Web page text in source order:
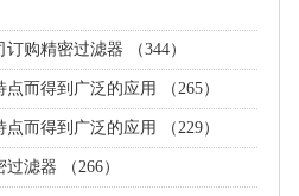
购精密过滤器 （344）
而得到广泛的应用 （265）
而得到广泛的应用 （229）
滤器 （266）